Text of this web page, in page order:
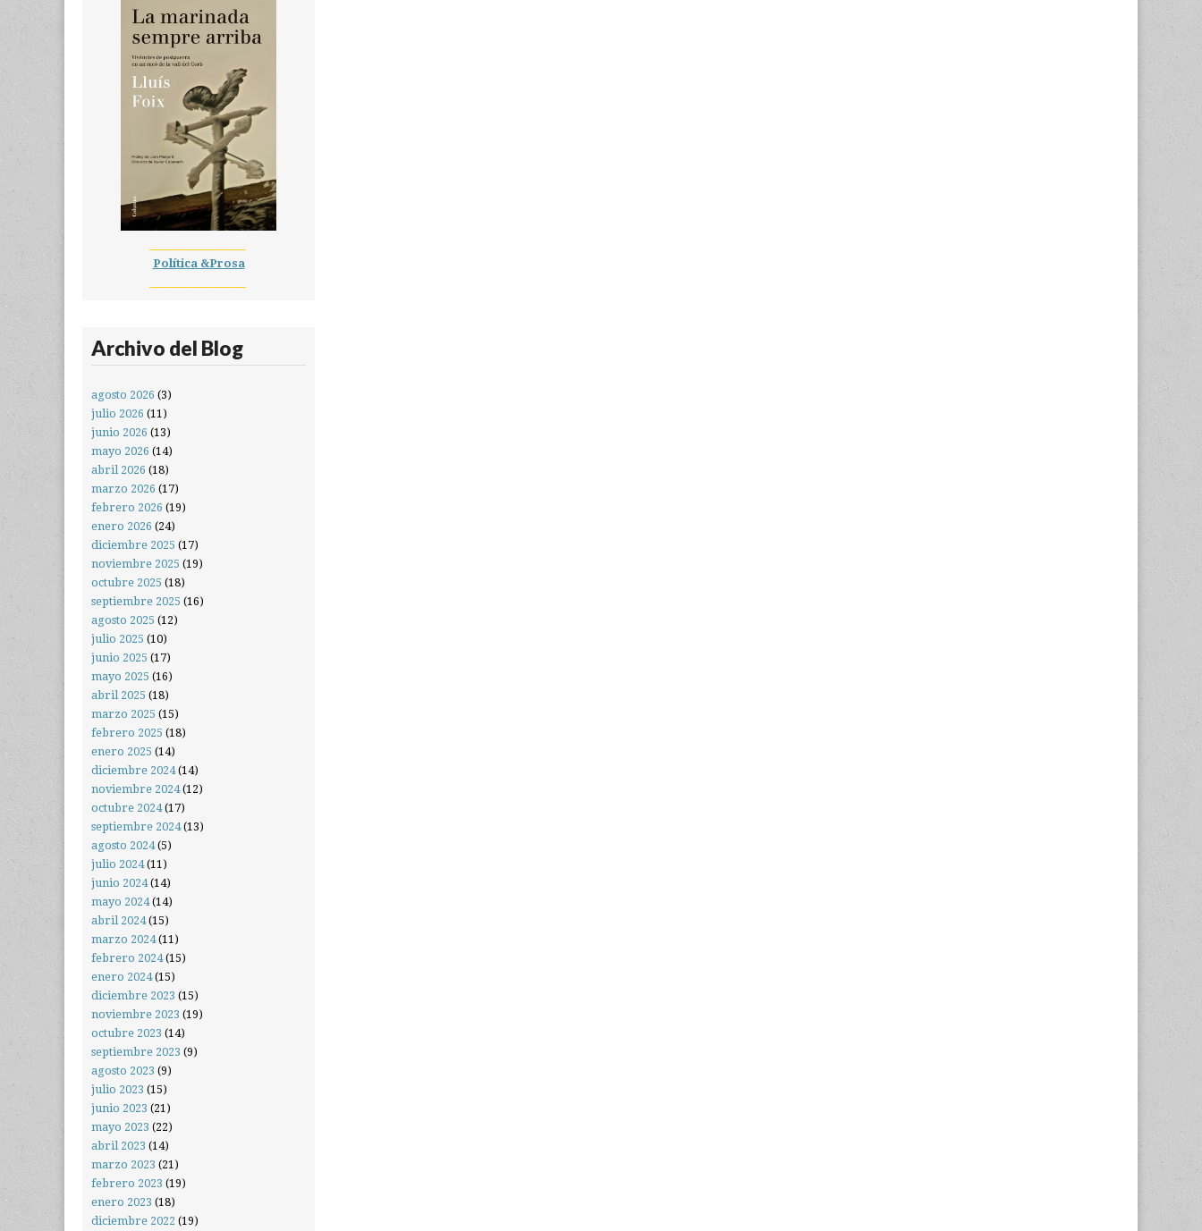
Política &Prosa
Archivo del Blog
agosto 2026 (3)
julio 2026 (11)
junio 2026 (13)
mayo 2026 (14)
abril 2026 (18)
marzo 2026 (17)
febrero 2026 (19)
enero 2026 (24)
diciembre 2025 (17)
noviembre 2025 (19)
octubre 2025 (18)
septiembre 2025 (16)
agosto 2025 (12)
julio 2025 (10)
junio 2025 (17)
mayo 2025 (16)
abril 2025 (18)
marzo 2025 (15)
febrero 2025 (18)
enero 2025 (14)
diciembre 2024(14)
noviembre 2024(12)
octubre 2024(17)
septiembre 2024(13)
agosto 2024(5)
julio 2024(11)
junio 2024(14)
mayo 2024(14)
abril 2024(15)
marzo 2024(11)
febrero 2024(15)
enero 2024(15)
diciembre 2023 (15)
noviembre 2023 (19)
octubre 2023 (14)
septiembre 2023 (9)
agosto 2023 (9)
julio 2023 (15)
junio 2023 (21)
mayo 2023 (22)
abril 2023 (14)
marzo 2023 (21)
febrero 2023 (19)
enero 2023 (18)
diciembre 2022 (19)